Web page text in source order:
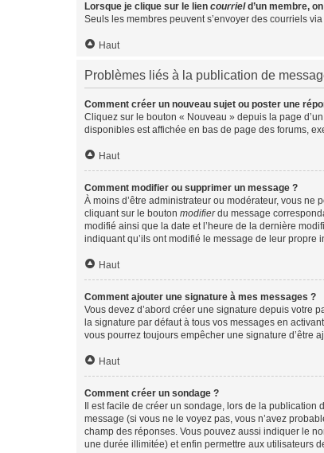
Lorsque je clique sur le lien courrield’un membre,
Seuls les membres peuvent s’envoyer des courriels
Haut
Problèmes liés à la publication de
Comment créer un nouveau sujet ou poster une
Cliquez sur le bouton « Nouveau » depuis la page
disponibles est affichée en bas de page des forums,
Haut
Comment modifier ou supprimer un message ?
À moins d’être administrateur ou modérateur, vous
cliquant sur le bouton modifierdu message
modifié ainsi que la date et l’heure de la dernière
indiquant qu’ils ont modifié le message de leur
Haut
Comment ajouter une signature à mes messages ?
Vous devez d’abord créer une signature depuis votre
la signature par défaut à tous vos messages en
vous pourrez toujours empêcher une signature d’être
Haut
Comment créer un sondage ?
Il est facile de créer un sondage, lors de la
message (si vous ne le voyez pas, vous n’avez
champ des réponses. Vous pouvez aussi indiquer le
une durée illimitée) et enfin permettre aux utilisateurs